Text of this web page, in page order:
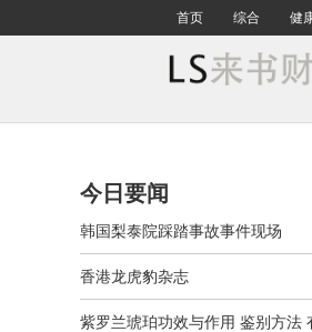
首页 综合 健
今日要闻
韩国梨泰院踩踏事故事件现场
香港龙虎豹杂志
紫罗兰琥珀功效与作用 鉴别方法